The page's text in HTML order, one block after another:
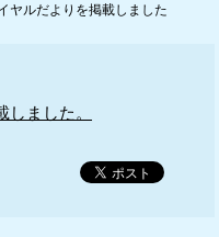
ヤルだよりを掲載しました
ました。